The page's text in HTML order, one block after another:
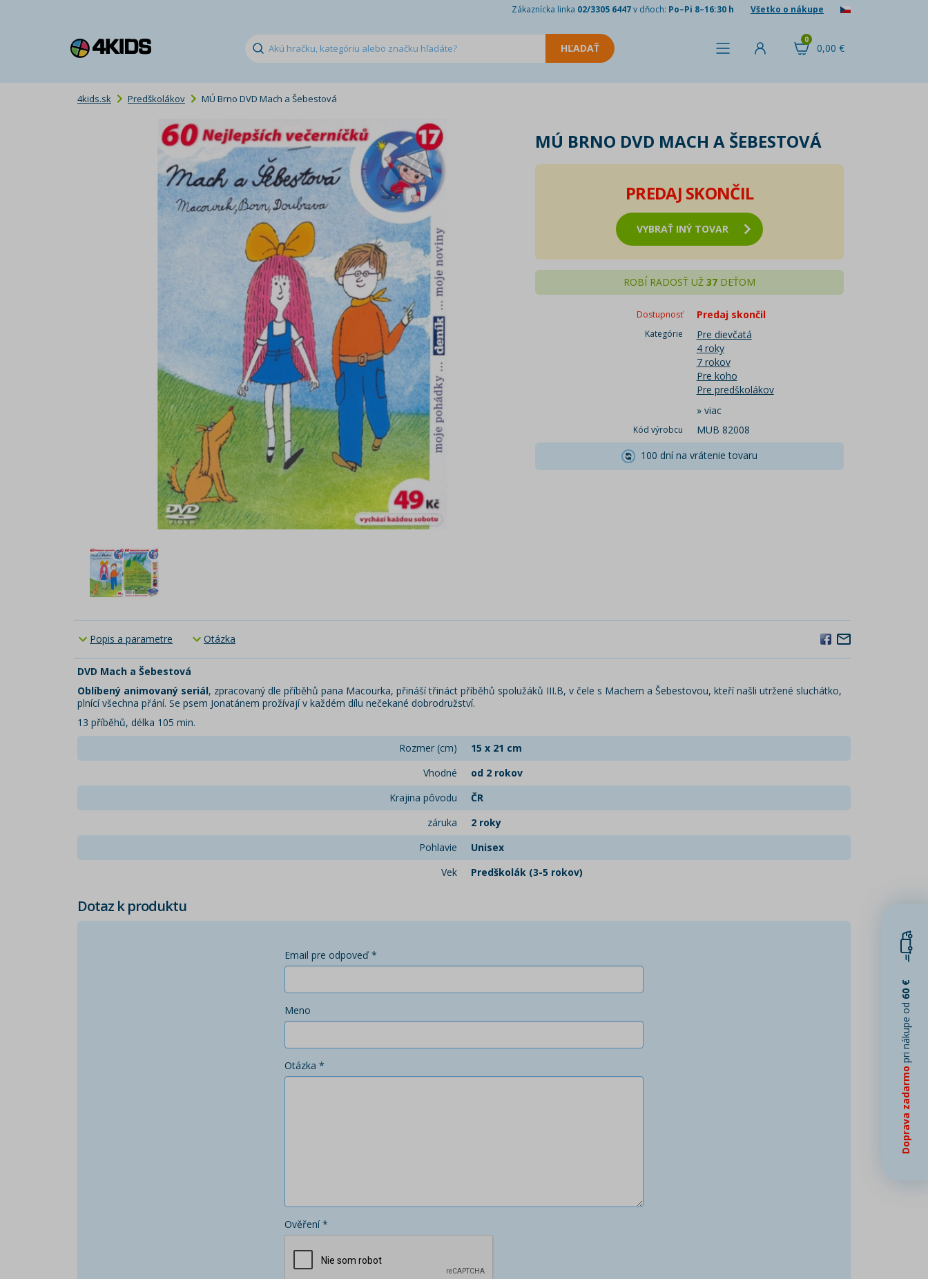
Zákaznícka linka 02/3305 6447v dňoch: Po–Pi 8–16:30 h Všetko o nákupe
0,00 €
0
4kids.sk Predškolákov MÚ Brno DVD Mach a Šebestová
MÚ BRNO DVD MACH A ŠEBESTOVÁ
PREDAJ SKONČIL
VYBRAŤ INÝ TOVAR
ROBÍ RADOSŤ UŽ37 DEŤOM
Dostupnosť Predaj skončil
Kategórie
Pre dievčatá
4 roky
7 rokov
Pre koho
Pre predškolákov
» viac
Kód výrobcu
MUB 82008
100 dní na vrátenie tovaru
Popis a parametre Otázka
DVD Mach a Šebestová
Oblíbený animovaný seriál, zpracovaný dle příběhů pana Macourka, přináší třináct příběhů spolužáků III.B, v čele s Machem a Šebestovou, kteří našli utržené sluchátko,
plnící všechna přání. Se psem Jonatánem prožívají v každém dílu nečekané dobrodružství.
13 příběhů, délka 105 min.
Rozmer (cm)
15 x 21 cm
Vhodné
od 2 rokov
Krajina pôvodu
ČR
záruka
2 roky
Pohlavie
Unisex
Vek
Predškolák (3-5 rokov)
Dotaz k produktu
Email pre odpoveď *
Meno
Otázka *
Ověření *
Doprava zadarmo
pri nákupe od
60 €